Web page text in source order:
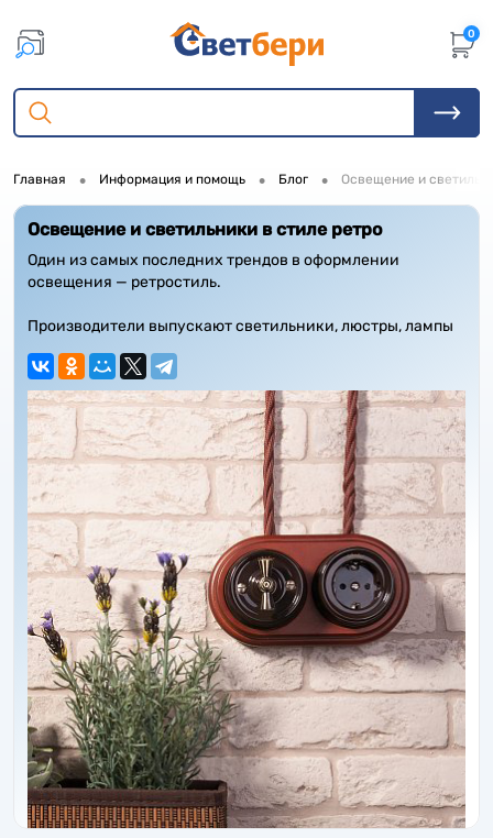
0
Главная • Информация и помощь • Блог • Освещение и
Освещение и светильники в стиле ретро
Один из самых последних трендов в оформлении
освещения — ретростиль.
Производители выпускают светильники, люстры, лампы